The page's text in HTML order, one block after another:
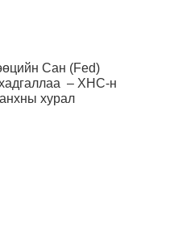
Сан (Fed)
хадгаллаа – ХНС-н
хурал